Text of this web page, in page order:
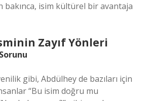
bakınca, isim kültürel bir avantaja
Zayıf Yönleri
gibi, Abdülhey de bazıları için
“Bu isim doğru mu